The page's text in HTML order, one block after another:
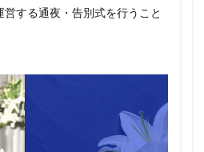
する通夜・告別式を行うこと